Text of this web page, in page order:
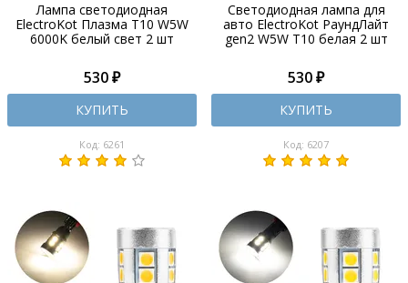
Лампа светодиодная
ElectroKot Плазма T10 W5W
6000K белый свет 2 шт
530 ₽
КУПИТЬ
Код: 6261
Светодиодная лампа для
авто ElectroKot РаундЛайт
gen2 W5W T10 белая 2 шт
530 ₽
КУПИТЬ
Код: 6207